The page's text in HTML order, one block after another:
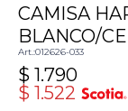
CAMISA
BLANCO/
012626-033
$ 1.790
$ 1.522